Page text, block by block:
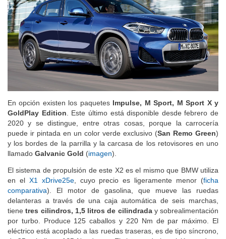
En opción existen los paquetes Impulse, M Sport, M Sport X y
GoldPlay Edition . Este último está disponible desde febrero de
2020 y se distingue, entre otras cosas, porque la carrocería
puede ir pintada en un color verde exclusivo (San Remo Green)
y los bordes de la parrilla y la carcasa de los retovisores en uno
llamado Galvanic Gold (imagen).
El sistema de propulsión de este X2 es el mismo que BMW utiliza
en el X1 xDrive25e, cuyo precio es ligeramente menor (ficha
comparativa). El motor de gasolina, que mueve las ruedas
delanteras a través de una caja automática de seis marchas,
tienetres cilindros, 1,5 litros de cilindraday sobrealimentación
por turbo. Produce 125 caballos y 220 Nm de par máximo. El
eléctrico está acoplado a las ruedas traseras, es de tipo síncrono,